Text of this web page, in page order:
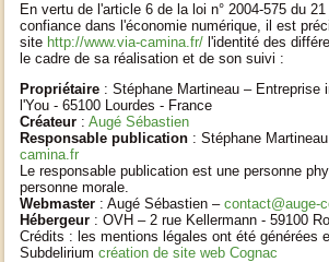
En vertu de l'article 6 de la loi n° 2004-575 du
confiance dans l'économie numérique, il est
site http://www.via-camina.fr/ l'identité des
le cadre de sa réalisation et de son suivi :
Propriétaire : Stéphane Martineau – Entreprise
l'You - 65100 Lourdes - France
Créateur :Augé Sébastien
Responsable publication : Stéphane
camina.fr
Le responsable publication est une personne
personne morale.
Webmaster : Augé Sébastien –contact@auge-
Hébergeur : OVH – 2 rue Kellermann - 59100
Crédits : les mentions légales ont été générées
Subdeliriumcréation de site web Cognac